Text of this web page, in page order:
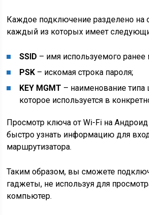
Каждое подключение разделено на
каждый из которых имеет
SSID – имя используемого ранее
PSK – искомая строка пароля;
KEY MGMT – наименование
которое используется в
Просмотр ключа от Wi-Fi на
быстро узнать информацию для
маршрутизатора.
Таким образом, вы сможете
гаджеты, не используя для
компьютер.